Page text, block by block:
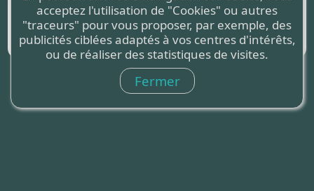
acceptez l'utilisation de "Cookies" ou autres
"traceurs" pour vous proposer, par exemple, des
publicités ciblées adaptés à vos centres d'intérêts,
ou de réaliser des statistiques de visites.
Fermer
Titre Paroles Partition
One